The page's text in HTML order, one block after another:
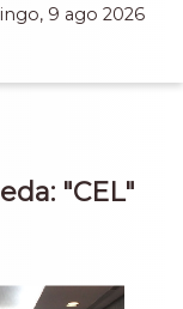
9 ago 2026
"CEL"